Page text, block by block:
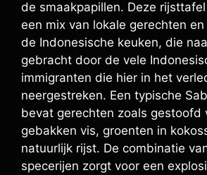
de smaakpapillen. Deze
een mix van lokale gerechten
de Indonesische keuken, die
gebracht door de vele
immigranten die hier in het
neergestreken. Een typische
bevat gerechten zoals gestoofd
gebakken vis, groenten in
natuurlijk rijst. De combinatie
specerijen zorgt voor een